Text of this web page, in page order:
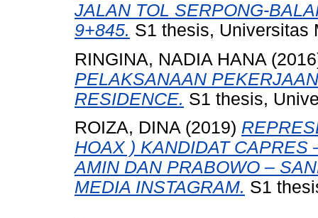
JALAN TOL SERPONG-
9+845. S1 thesis, Universitas
RINGINA, NADIA HANA
PELAKSANAAN
RESIDENCE. S1 thesis,
ROIZA, DINA (2019)
HOAX ) KANDIDAT CAPRES
AMIN DAN PRABOWO –
MEDIA INSTAGRAM. S1